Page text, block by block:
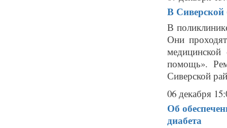
В Сиверской
В
Они
помощь».
Сиверской
06 декабря
Об
диабета